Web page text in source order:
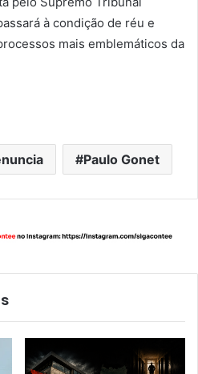
à condição de réu e
mais emblemáticos da
Paulo Gonet